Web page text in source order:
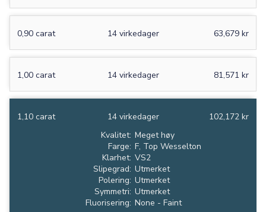
0,90 carat 63,679 kr
14 virkedager
1,00 carat 81,571 kr
14 virkedager
1,10 carat 102,172 kr
14 virkedager
Kvalitet: Meget høy
Farge: F, Top Wesselton
Klarhet: VS2
Slipegrad: Utmerket
Polering: Utmerket
Symmetri: Utmerket
Fluorisering: None - Faint